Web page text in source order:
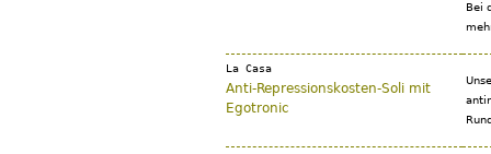
Bei
La Casa
Anti-Repressionskosten-Soli mit
Egotronic